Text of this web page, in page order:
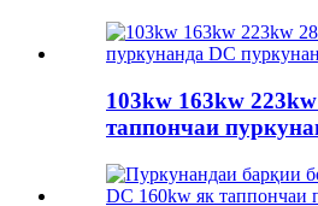
103kw 163kw
таппончаи